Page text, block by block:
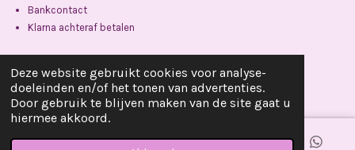
Deze website gebruikt cookies voor analyse-
doeleinden en/of het tonen van advertenties.
Door gebruik te blijven maken van de site gaat u
hiermee akkoord.
Bankcontact
Klarna achteraf betalen
Powered byJouwWeb